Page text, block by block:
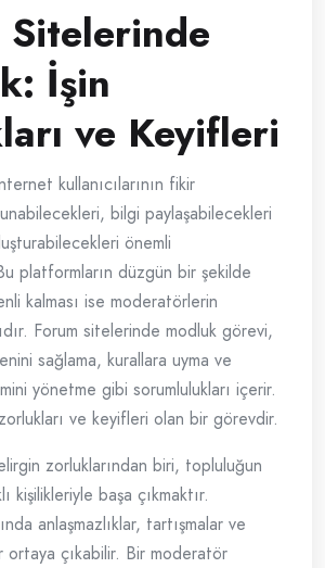
Sitelerinde
İşin
ve Keyifleri
kullanıcılarının fikir
bilgi paylaşabilecekleri
önemli
platformların düzgün bir şekilde
kalması ise moderatörlerin
Forum sitelerinde modluk görevi,
sağlama, kurallara uyma ve
yönetme gibi sorumlulukları içerir.
ve keyifleri olan bir görevdir.
zorluklarından biri, topluluğun
kişilikleriyle başa çıkmaktır.
anlaşmazlıklar, tartışmalar ve
ortaya çıkabilir. Bir moderatör